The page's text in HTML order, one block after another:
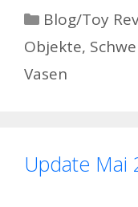
Kategorien
Blog/Toy
Objekte,
Vasen
Update Mai